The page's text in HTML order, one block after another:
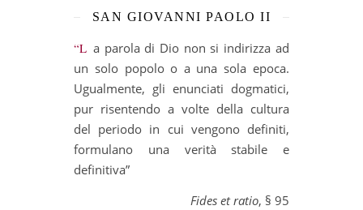
SAN GIOVANNI PAOLO II
“La parola di Dio non si indirizza ad
un solo popolo o a una sola epoca.
Ugualmente, gli enunciati dogmatici,
pur risentendo a volte della cultura
del periodo in cui vengono definiti,
formulano una verità stabile e
definitiva”
Fides et ratio, § 95